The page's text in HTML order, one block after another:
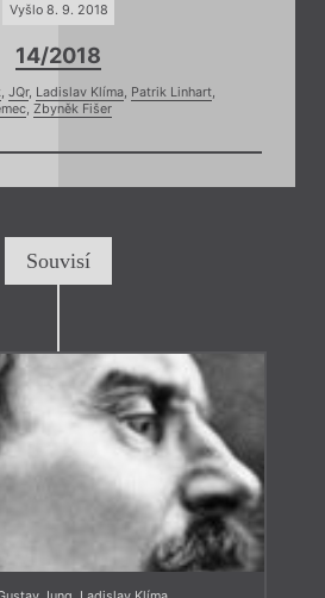
Vyšlo 8. 9. 2018
14/2018
, JQr, Ladislav Klíma, Patrik Linhart,
, Zbyněk Fišer
Souvisí